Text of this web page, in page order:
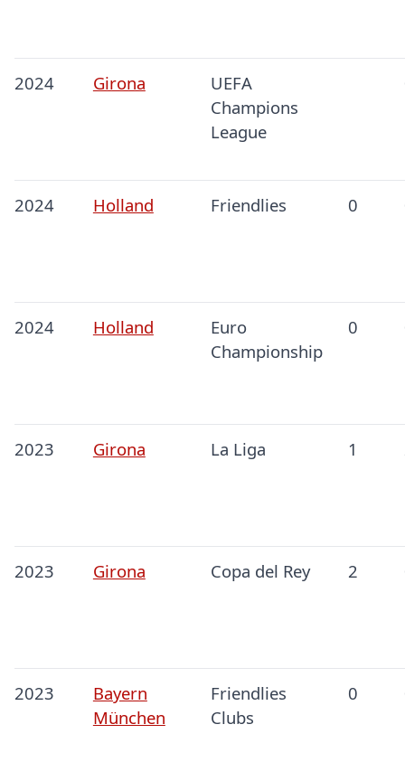
2024 Girona
UEFA
Champions
League
2024 Holland Friendlies 0
2024 Holland
Euro
Championship
0
2023 Girona La Liga 1
2023 Girona Copa del Rey 2
2023
Bayern
München
Friendlies
Clubs
0